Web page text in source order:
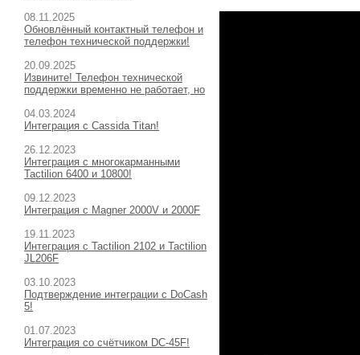
08.11.2025
Обновлённый контактный телефон и
телефон технической поддержки!
20.09.2025
Извините! Телефон технической
поддержки временно не работает, но
04.03.2024
Интеграция с Cassida Titan!
26.12.2023
Интеграция с многокарманными
Tactilion 6400 и 10800!
09.12.2023
Интеграция с Magner 2000V и 2000F
19.11.2023
Интеграция с Tactilion 2102 и Tactilion
JL206F
03.10.2023
Подтверждение интеграции с DoCash
5!
01.07.2023
Интеграция со счётчиком DC-45F!